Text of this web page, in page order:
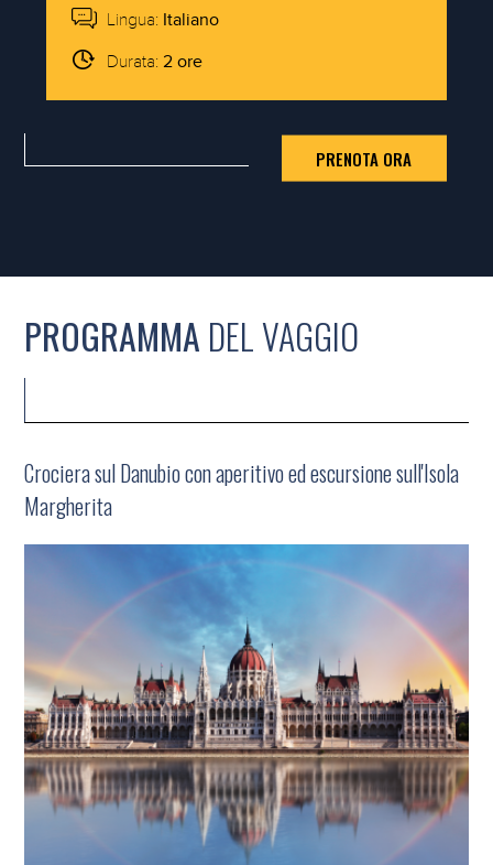
PRENOTA ORA
Lingua: Italiano
Durata: 2 ore
PROGRAMMA DEL VAGGIO
Crociera sul Danubio con aperitivo ed escursione sull'Isola
Margherita